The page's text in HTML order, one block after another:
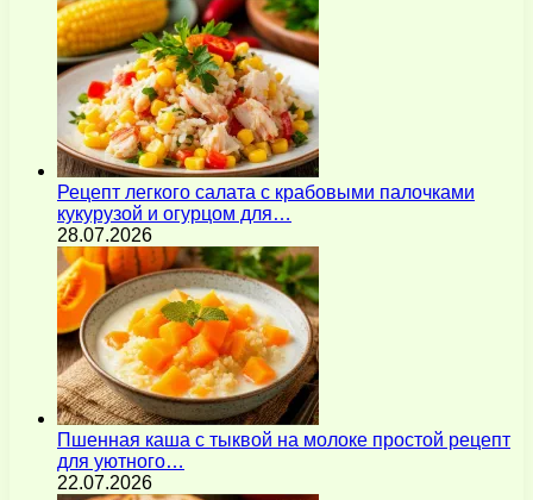
Рецепт легкого салата с крабовыми палочками
кукурузой и огурцом для…
28.07.2026
Пшенная каша с тыквой на молоке простой рецепт
для уютного…
22.07.2026